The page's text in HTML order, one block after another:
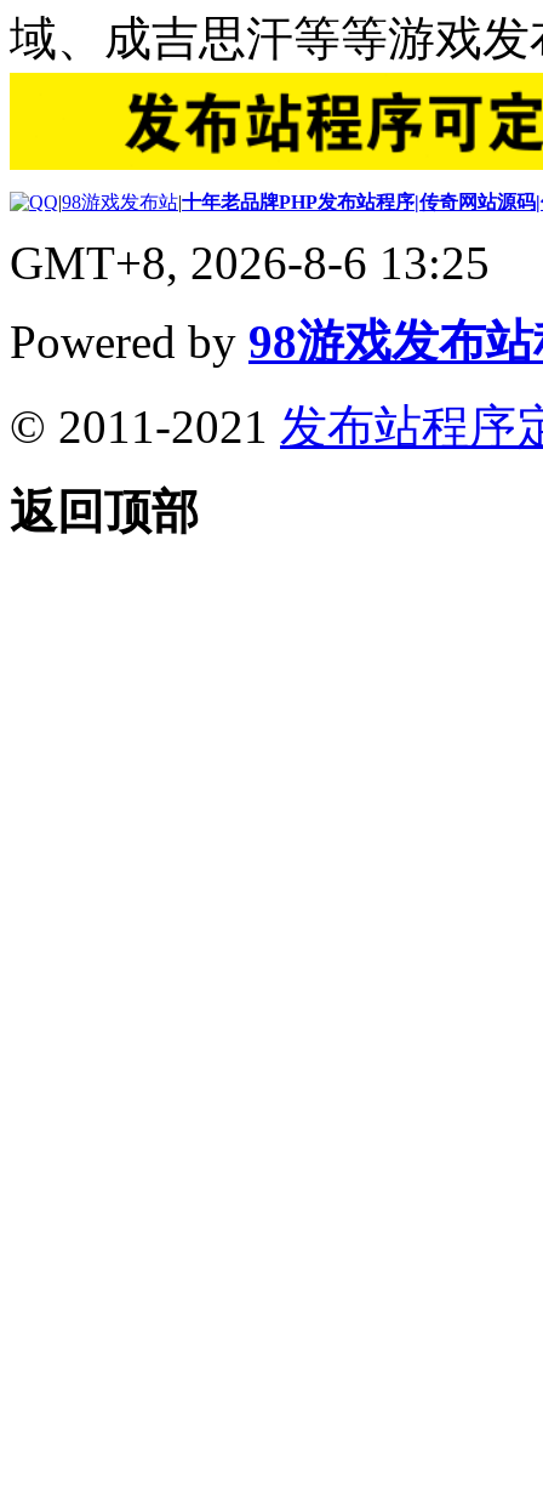
域、成吉思汗等等游戏
|98游戏发布站|十年老品牌PHP发布站程序|传奇网站源
GMT+8, 2026-8-6 13:25
Powered by 98游戏发布
© 2011-2021 发布站程序
返回顶部